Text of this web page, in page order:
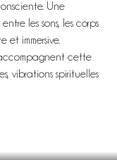
Une
les sons, les corps
et immersive.
cette
vibrations spirituelles